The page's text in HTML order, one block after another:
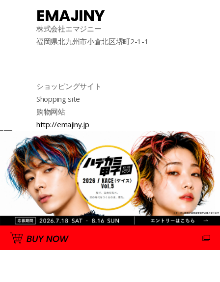
EMAJINY
株式会社エマジニー
福岡県北九州市小倉北区堺町2-1-1
ショッピングサイト
Shopping site
购物网站
http://emajiny.jp